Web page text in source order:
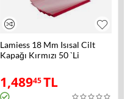
Lamiess 18 Mm Isısal Cilt
Kapağı Kırmızı 50 `Li
1,48945TL